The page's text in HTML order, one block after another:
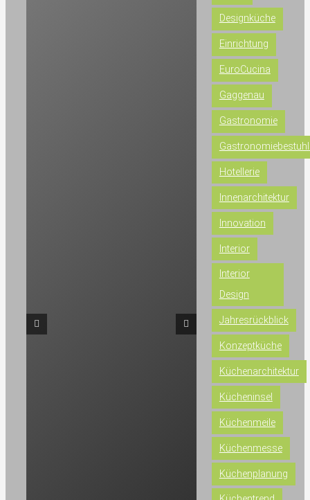
Designküche
Einrichtung
EuroCucina
Gaggenau
Gastronomie
Hotellerie
Innenarchitektur
Innovation
Interior
Interior
Design
Jahresrückblick
Konzeptküche
Küchenarchitektur
Kücheninsel
Küchenmeile
Küchenmesse
Küchenplanung